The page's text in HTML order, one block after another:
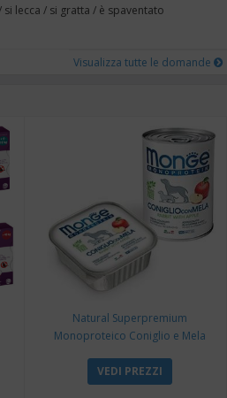
si lecca / si gratta / è spaventato
Visualizza tutte le domande
Natural Superpremium
Monoproteico Coniglio e Mela
VEDI PREZZI